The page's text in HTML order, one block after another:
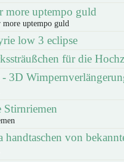
more uptempo guld
more uptempo guld
low 3 eclipse
für die
3D
Stirnriemen
handtaschen von